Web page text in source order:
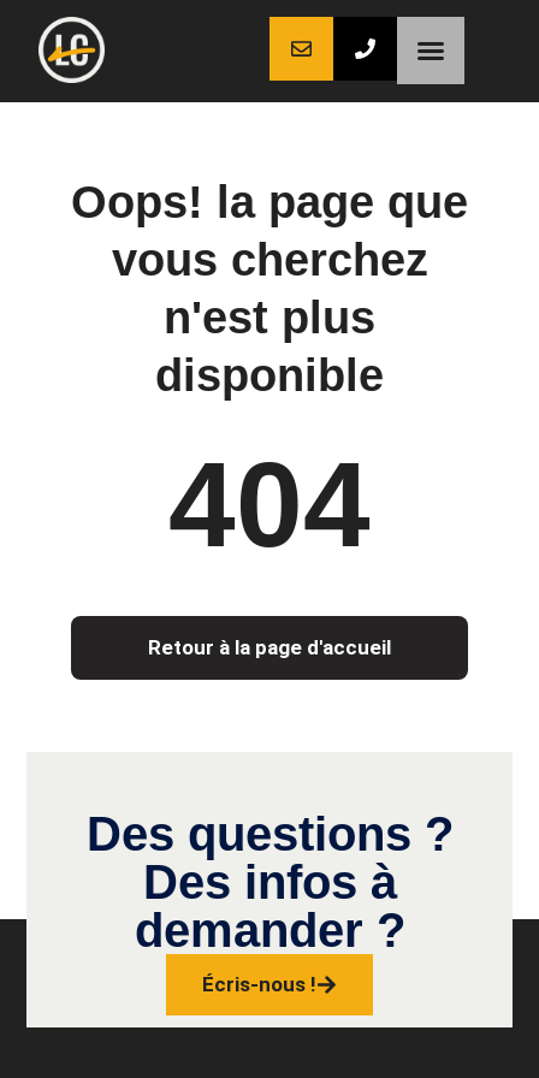
Oops! la page que
vous cherchez
n'est plus
disponible
404
Retour à la page d'accueil
Des questions ?
Des infos à
demander ?
Écris-nous !